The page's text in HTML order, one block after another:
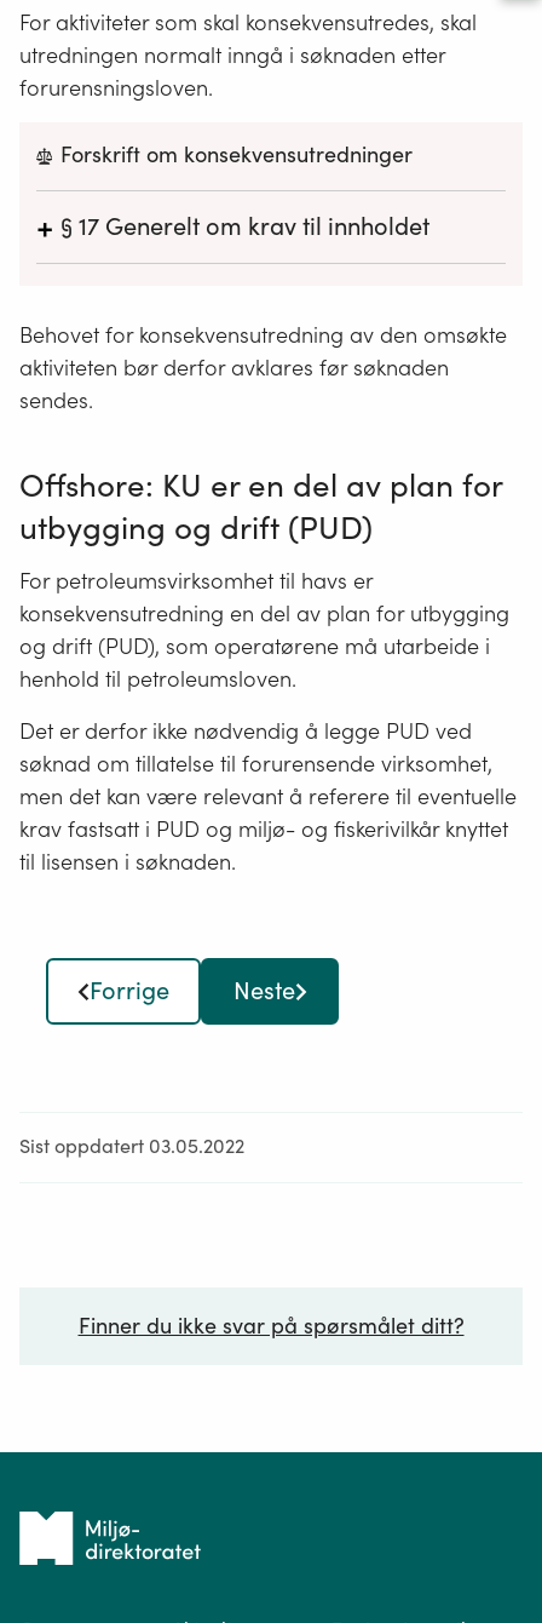
For aktiviteter som skal konsekvensutredes, skal
utredningen normalt inngå i søknaden etter
forurensningsloven.
Forskrift om konsekvensutredninger
+ § 17 Generelt om krav til innholdet
krav til dokumentasjon som følger av dette
kapitlet. Konsekvensutredningens innhold og
omfang skal tilpasses den aktuelle planen eller
Konsekvensutredningen skal ta utgangspunkt i
relevant og tilgjengelig informasjon. Hvis det
mangler informasjon om viktige forhold, skal slik
informasjon innhentes.
Utredninger og feltundersøkelser skal følge
anerkjent metodikk og utføres av personer med
relevant faglig kompetanse.
For planer og tiltak etter § 6, skal
konsekvensutredningen utarbeides i tråd med det
fastsatte plan- eller utredningsprogrammet, jf. §
16.
Konsekvensutredningen skal normalt inngå i
Hentet fra Lovdata -Forskrift om
konsekvensutredninger
Behovet for konsekvensutredning av den omsøkte
aktiviteten bør derfor avklares før søknaden
sendes.
Offshore: KU er en del av plan for
utbygging og drift (PUD)
For petroleumsvirksomhet til havs er
konsekvensutredning en del av plan for utbygging
og drift (PUD), som operatørene må utarbeide i
henhold til petroleumsloven.
Det er derfor ikke nødvendig å legge PUD ved
søknad om tillatelse til forurensende virksomhet,
men det kan være relevant å referere til eventuelle
krav fastsatt i PUD og miljø- og fiskerivilkår knyttet
til lisensen i søknaden.
Forrige Neste
Sist oppdatert 03.05.2022
Finner du ikke svar på spørsmålet ditt?
Tilbake